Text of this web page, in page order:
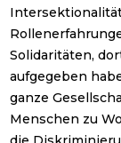
Solidaritäten,
aufgegeben
ganze
Menschen zu